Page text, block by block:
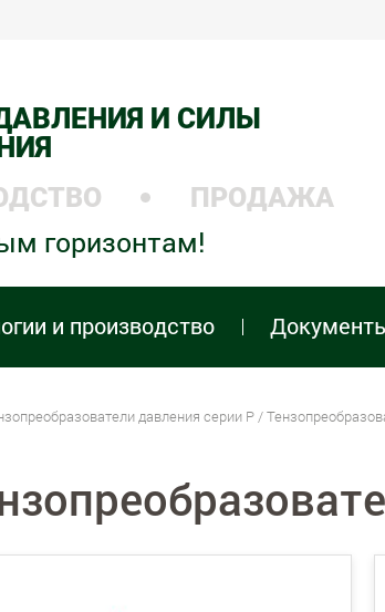
И СИЛЫ
ПРОДАЖА
горизонтам!
и производство
давления серии P/